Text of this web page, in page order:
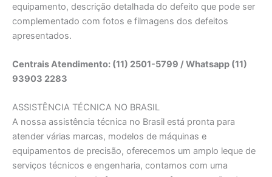
equipamento, descrição detalhada do defeito que pode ser
complementado com fotos e filmagens dos defeitos
apresentados.
Centrais Atendimento: (11) 2501-5799 / Whatsapp (11)
93903 2283
ASSISTÊNCIA TÉCNICA NO BRASIL
A nossa assistência técnica no Brasil está pronta para
atender várias marcas, modelos de máquinas e
equipamentos de precisão, oferecemos um amplo leque de
serviços técnicos e engenharia, contamos com uma